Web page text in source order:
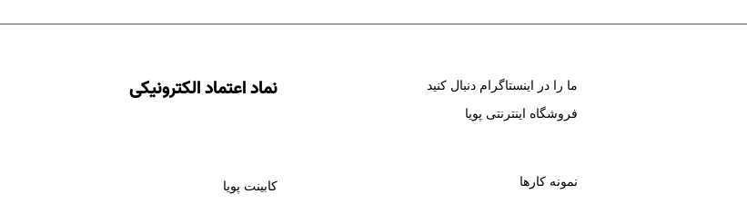
ما را در اینستاگرام دنبال کنید
فروشگاه اینترنتی پویا
نمونه کارها
نماد اعتماد الکترونیکی
کابینت پویا